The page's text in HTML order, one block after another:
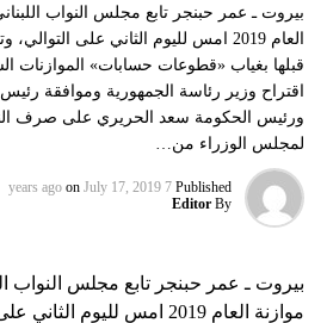
بيروت ـ عمر حبنجر تابع مجلس النواب
العام 2019 امس لليوم الثاني على
قبلها بغياب «قطوعات حسابات» الموازنات
اقتراح وزير رئاسة الجمهورية وموافقة
ورئيس الحكومة سعد الحريري على صرف
لمجلس الوزراء من…
Published
7 years ago
on July 17, 2019
By
Editor
بيروت ـ عمر حبنجر تابع مجلس النواب
موازنة العام 2019 امس